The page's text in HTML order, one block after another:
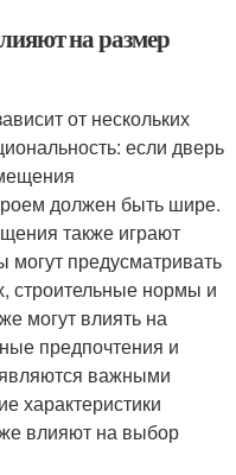
на размер
от нескольких
если дверь
должен быть шире.
также играют
предусматривать
строительные нормы и
могут влиять на
предпочтения и
важными
характеристики
влияют на выбор